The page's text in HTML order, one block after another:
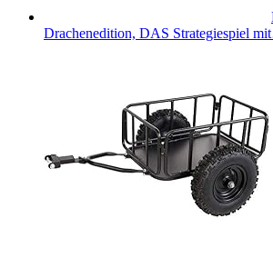
Drachenedition, DAS Strategiespiel